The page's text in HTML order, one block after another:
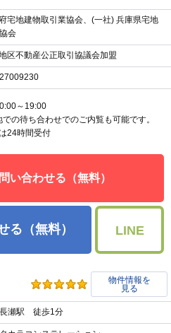
宅地建物取引業協会、(一社) 兵庫県宅地
会
区不動産公正取引協議会加盟
～19:00
の待ち合わせでのご内覧も可能です。
24時間受付
い合わせる（無料）
る（無料） LINE
物件情報を
見る
瀬駅 徒歩1分